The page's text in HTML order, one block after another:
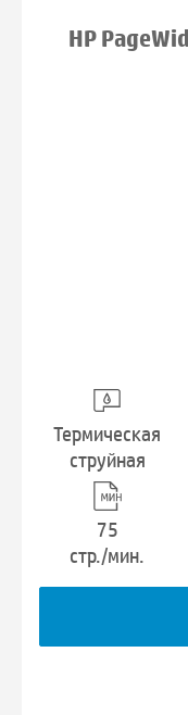
HP
Термическая
струйная
75
стр./мин.